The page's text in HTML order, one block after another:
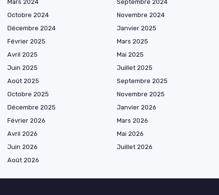
Mars 2024
Septembre 2024
Octobre 2024
Novembre 2024
Décembre 2024
Janvier 2025
Février 2025
Mars 2025
Avril 2025
Mai 2025
Juin 2025
Juillet 2025
Août 2025
Septembre 2025
Octobre 2025
Novembre 2025
Décembre 2025
Janvier 2026
Février 2026
Mars 2026
Avril 2026
Mai 2026
Juin 2026
Juillet 2026
Août 2026